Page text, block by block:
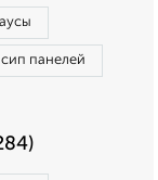
сип панелей